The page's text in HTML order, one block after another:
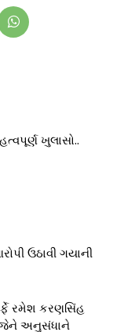
ખુલાસો..
ઉઠાવી ગયાની
રમેશ કરણસિંહ
જેને અનુસંધાને